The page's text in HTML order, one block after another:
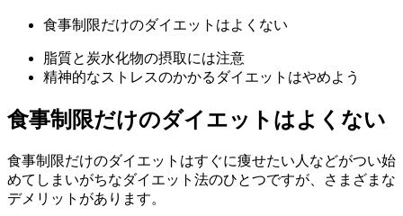
食事制限だけのダイエットはよくない
脂質と炭水化物の摂取には注意
精神的なストレスのかかるダイエットはやめよう
食事制限だけのダイエットはよくない
食事制限だけのダイエットはすぐに痩せたい人などがつい始
めてしまいがちなダイエット法のひとつですが、さまざまな
デメリットがあります。